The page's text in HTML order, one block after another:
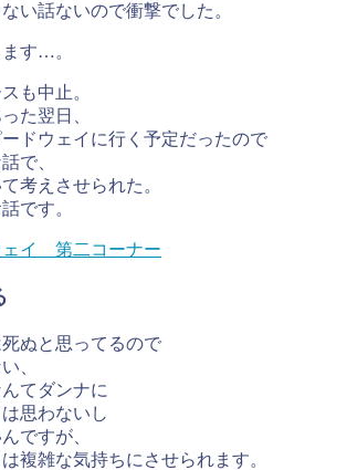
い話ないので衝撃でした。
す…。
も中止。
た翌日、
ドウェイに行く予定だったので
で、
考えさせられた。
です。
ぬと思ってるので
、
てダンナに
思わないし
ですが、
複雑な気持ちにさせられます。